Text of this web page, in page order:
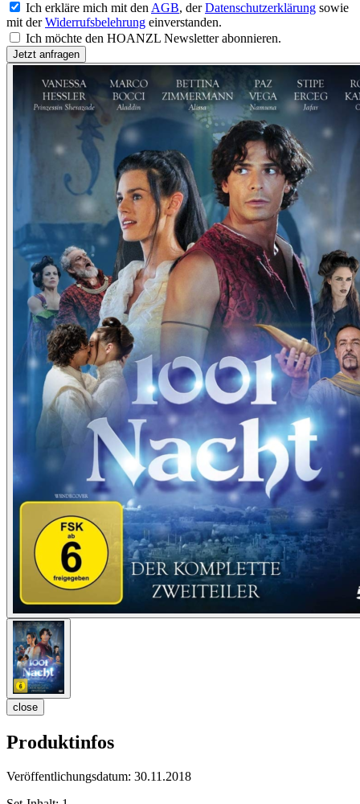
Ich erkläre mich mit den AGB, derDatenschutzerklärung sowie
mit derWiderrufsbelehrung einverstanden.
Ich möchte den HOANZL Newsletter abonnieren.
close
Produktinfos
Veröffentlichungsdatum: 30.11.2018